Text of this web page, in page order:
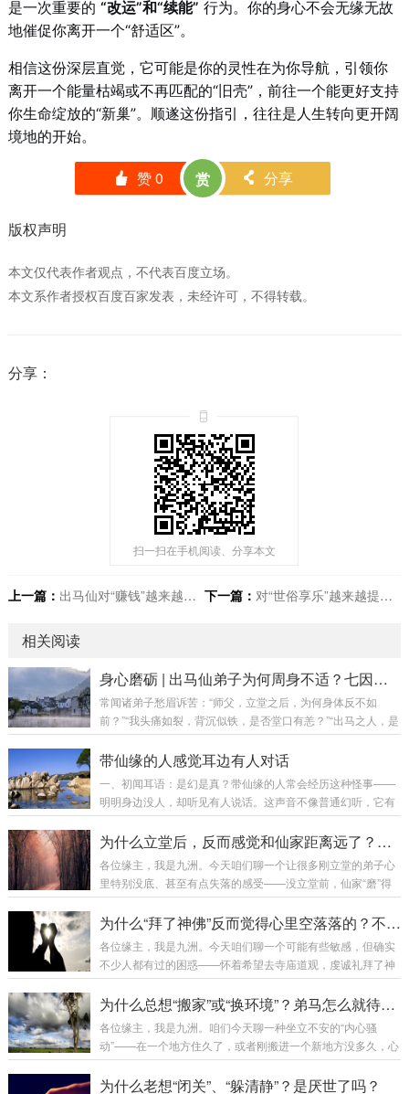
是一次重要的 “改运”和“续能” 行为。你的身心不会无缘无故
地催促你离开一个“舒适区”。
相信这份深层直觉，它可能是你的灵性在为你导航，引领你
离开一个能量枯竭或不再匹配的“旧壳”，前往一个能更好支持
你生命绽放的“新巢”。顺遂这份指引，往往是人生转向更开阔
境地的开始。
󰄼 赞0 赏 󰄯 分享
版权声明
本文仅代表作者观点，不代表百度立场。
本文系作者授权百度百家发表，未经许可，不得转载。
分享：
扫一扫在手机阅读、分享本文
上一篇： 出马仙对“赚钱”越来越没兴趣是什么情况？ 下一篇： 对“世俗享乐”越来越提不起劲？是老了还是脱胎换骨了？
相关阅读
身心磨砺 | 出马仙弟子为何周身不适？七因详解
常闻诸弟子愁眉诉苦：“师父，立堂之后，为何身体反不如
前？”“我头痛如裂，背沉似铁，是否堂口有恙？”“出马之人，是
否注定要受此皮囊之苦？”答曰：出马仙弟子身体多恙，确是常
情，然非所有不适皆为“正常磨砺”。需明辨根源，方能对症而
子身体之反应，可分为三大类：修行之“功”：如打窍、踩窍，
为仙师助力，乃必经之路。因果之“债”：如虚病、冤亲债主，
衡，为身心一体，当自我调伏。今日详...
带仙缘的人感觉耳边有人对话
一、初闻耳语：是幻是真？带仙缘的人常会经历这种怪事——
明明身边没人，却听见有人说话。这声音不像普通幻听，它有
三大特征：方位清晰：声音不从脑子里传来，而是明确从左耳
或右耳外侧三寸处飘过来，有时甚至感觉有人贴着耳朵根说
事。比如你正犹豫要不要接某个活，耳边就有人说“别接，要出
事”；或者你忘了某事，突然有声音提醒“柜子第二层”。性别可
耳是个沉稳老汉声，右耳是个利落大娘声，从不...
为什么立堂后，反而感觉和仙家距离远了？不是“感情”淡了，是关系从“热恋”进入了“过日子”
各位缘主，我是九洲。今天咱们聊一个让很多刚立堂的弟子心
里特别没底、甚至有点失落的感受——没立堂前，仙家“磨”得
厉害，感应强烈，好像时刻在身边。可费了九牛二虎之力把堂
口立起来，香也供上了，反而觉得仙家“安静”了，感应不如以
了？仙家不稀罕我了？如果你正经历这个阶段，别慌，九洲告
诉你，这非但不是坏事，反而是你们关系 “正常化”和“深化” 的
远...
为什么“拜了神佛”反而觉得心里空落落的？不是不灵，是你还没找到“内在的佛”！
各位缘主，我是九洲。今天咱们聊一个可能有些敏感，但确实
不少人都有过的困惑——怀着希望去寺庙道观，虔诚礼拜了神
佛菩萨，也捐了功德，可走出来后，心里非但没有感到充实安
慰，反而有一种莫名的“空落落”，甚至有些失落。 好像自己和
咕：是我的心不诚吗？还是根本就没用？有这种感受，先别急
着否定自己或信仰。今天九洲就带你从修行的根本处，看看
为什么总想“搬家”或“换环境”？弟马怎么就待不住呢？
各位缘主，我是九洲。咱们今天聊一种坐立不安的“内心骚
动”——在一个地方住久了，或者刚搬进一个新地方没多久，心
里就总有一股强烈的冲动，想“搬家”，想换城市，想换个环境
生活。 也不是现在的地方有什么具体的大问题，可就是觉
为什么老想“闭关”、“躲清静”？是厌世了吗？